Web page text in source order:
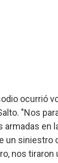
ocurrió
"Nos
en
un siniestro
nos tiraron